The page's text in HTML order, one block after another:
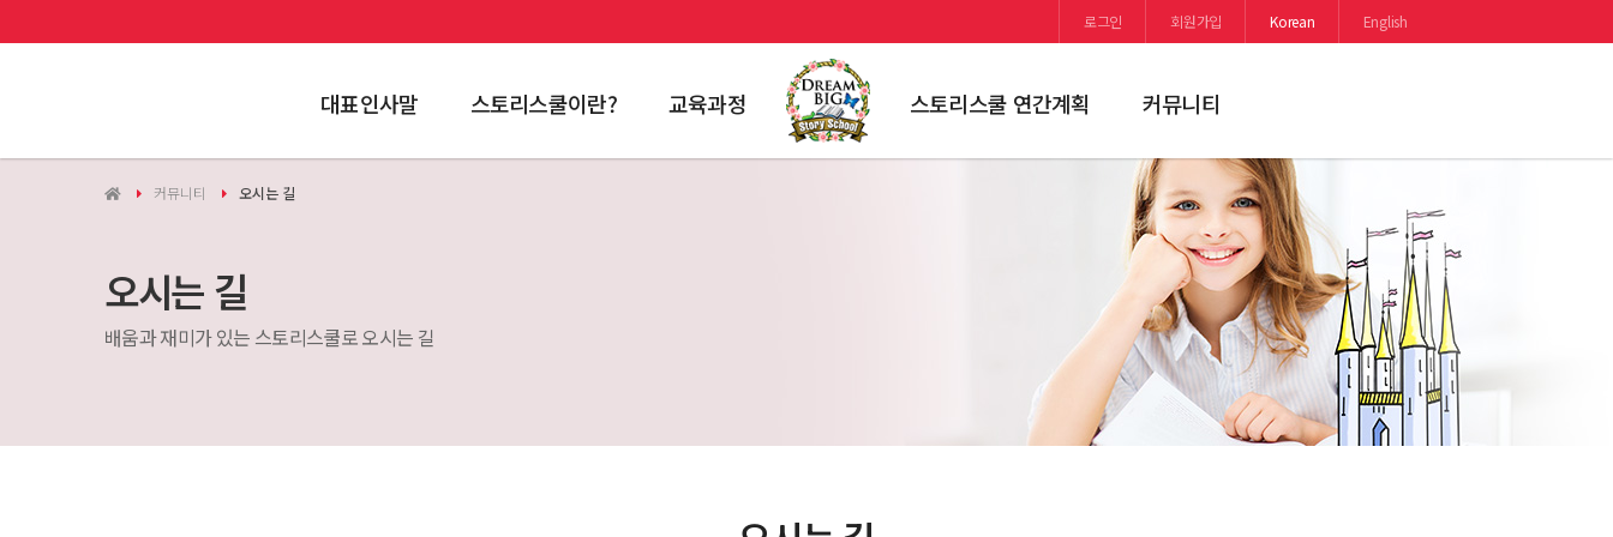
로그인 회원가입 Korean English
대표인사말 스토리스쿨이란? 교육과정 스토리스쿨 연간계획 커뮤니티
커뮤니티 오시는 길
오시는 길
배움과 재미가 있는 스토리스쿨로 오시는 길